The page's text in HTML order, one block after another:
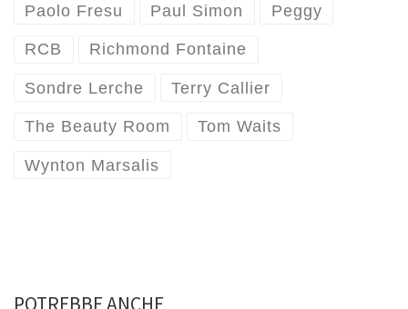
Paolo Fresu Paul Simon Peggy
RCB Richmond Fontaine
Sondre Lerche Terry Callier
The Beauty Room Tom Waits
Wynton Marsalis
POTREBBE ANCHE